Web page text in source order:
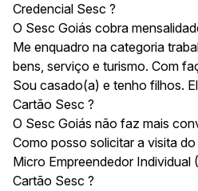
Credencial Sesc ?
O Sesc Goiás cobra
Me enquadro na categoria
bens, serviço e turismo. Com
Sou casado(a) e tenho filhos.
Cartão Sesc ?
O Sesc Goiás não faz mais
Como posso solicitar a visita
Micro Empreendedor Individual
Cartão Sesc ?